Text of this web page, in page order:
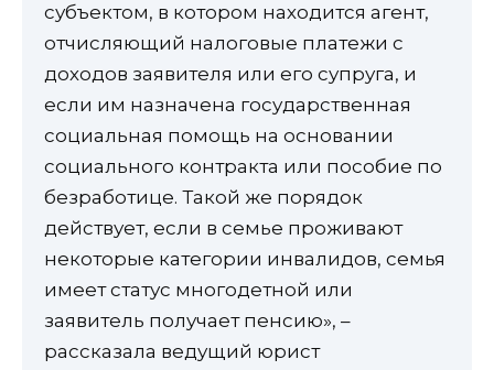
субъектом, в котором находится агент,
отчисляющий налоговые платежи с
доходов заявителя или его супруга, и
если им назначена государственная
социальная помощь на основании
социального контракта или пособие по
безработице. Такой же порядок
действует, если в семье проживают
некоторые категории инвалидов, семья
имеет статус многодетной или
заявитель получает пенсию», –
рассказала ведущий юрист